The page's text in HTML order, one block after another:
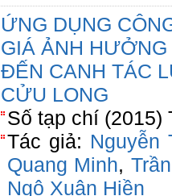
ỨNG DỤNG
GIÁ ẢNH
ĐẾN CANH TÁC
CỬU LONG
Số tạp chí (2015)
Tác giả: Nguyễn
Quang Minh,
Ngô Xuân Hiền